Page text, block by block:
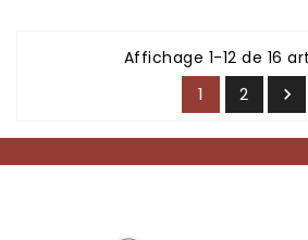
Affichage 1-12 de 16
1 2 